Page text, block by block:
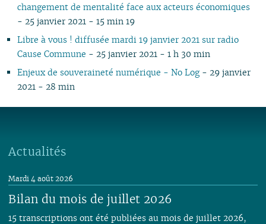
changement de mentalité face aux acteurs économiques
- 25 janvier 2021 - 15 min 19
Libre à vous ! diffusée mardi 19 janvier 2021 sur radio
Cause Commune - 25 janvier 2021 - 1 h 30 min
Enjeux de souveraineté numérique - No Log- 29 janvier
2021 - 28 min
Actualités
Bilan du mois de juillet 2026
Mardi 4 août 2026
15 transcriptions ont été publiées au mois de juillet 2026,